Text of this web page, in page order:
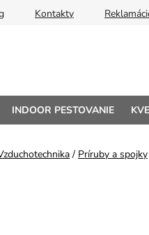
Kontakty
INDOOR PESTOVANIE
/ Príruby a spojky